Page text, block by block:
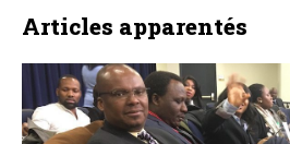
Articles apparentés